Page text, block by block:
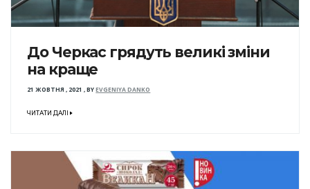
До Черкас грядуть великі зміни
на краще
21 ЖОВТНЯ , 2021 ,BYEVGENIYA DANKO
ЧИТАТИ ДАЛІ